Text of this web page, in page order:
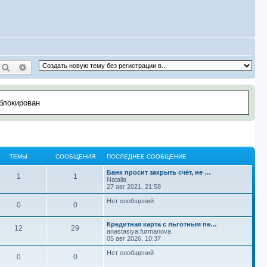
Поиск Расширенный поиск
ТЕМЫ СООБЩЕНИЯ ПОСЛЕДНЕЕ СООБЩЕНИЕ
1
м
1
о
е
П
о
с
л
е
е
е
с
о
о
б
Банк просит закрыть счёт, не …
Natalia
27 авг 2021, 21:58
0Т
е
0С
о
Нет сообщений
12 29
П
о
с
л
е
Кредитная карта с льготным пе…
anastasiya.furmanova
05 авг 2026, 10:37
0Т
0С
Нет сообщений